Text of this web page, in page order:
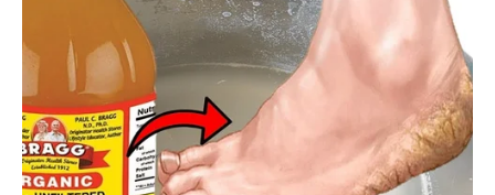
Device su poznate po strpljenju, radu i analitičnosti, ali i
po tome da često
daju više nego što dobiju
. Upravo zato
zvezde sada odlučuju da vam nadoknade sve ono što vam
je dugo nedostajalo.
Sudbinski preokret